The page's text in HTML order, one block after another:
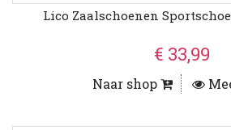
Lico Zaalschoenen
€ 33,99
Naar shop